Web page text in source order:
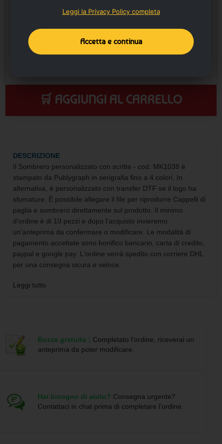
🛒 AGGIUNGI AL CARRELLO
DESCRIZIONE
Il Sombrero personalizzato con scritte - cod. MK1038 è
stampato da Publygraph in serigrafia fino a 4 colori. In
alternativa, è personalizzato con transfer DTF se il logo ha
sfumature. È possibile allegare il file per riprodurre Cappelli di
paglia e sombrero direttamente sul prodotto. Il minimo
d'ordine è di 10 pezzi e dopo l'acquisto invieremo
un'anteprima da confermare o modificare. Le modalità di
pagamento accettate sono bonifico bancario, carta di credito,
paypal e google pay. L'ordine verrà spedito con corriere DHL
per una consegna sicura e veloce.
Il Sombrero personalizzato è un cappello a tesa larga di alta
Le domande frequenti:
La data di consegna presunta è indicata in ogni prodotto, ma
per spedizioni più veloci contattaci prima dell'ordine.
Leggi tutto
Bozza gratuita : Completato l'ordine, riceverai un
anteprima da poter modificare.
Hai bisogno di aiuto? Consegna urgente?
Contattaci in chat prima di completare l'ordine.
Leggi la Privacy Policy completa
Accetta e continua